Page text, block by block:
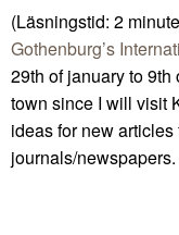
(Läsningstid: 2
Gothenburg’s
29th of january to
town since I will visit
ideas for new
journals/newspapers.